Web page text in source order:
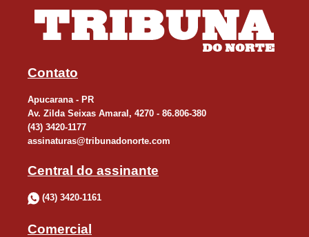
adicional. E a escolha da sua marcação antecipada também não
representa uma prestação de serviço que importe despesa para
a companhia aérea, não justificando a cobrança.
comodidades especiais ao passageiro, a cobrança pela seleção
antecipada de assento “comum ou padrão” pode ser considerada
uma prática abusiva por onerar sem justa causa o preço do
serviço.
É importante ressaltar que a Portaria 13.065/SAS da ANAC
determina que as empresas aéreas são obrigadas a assegurar,
Contato
Apucarana - PR
Av. Zilda Seixas Amaral, 4270 - 86.806-380
(43) 3420-1177
assinaturas@tribunadonorte.com
Central do assinante
(43) 3420-1161
Comercial